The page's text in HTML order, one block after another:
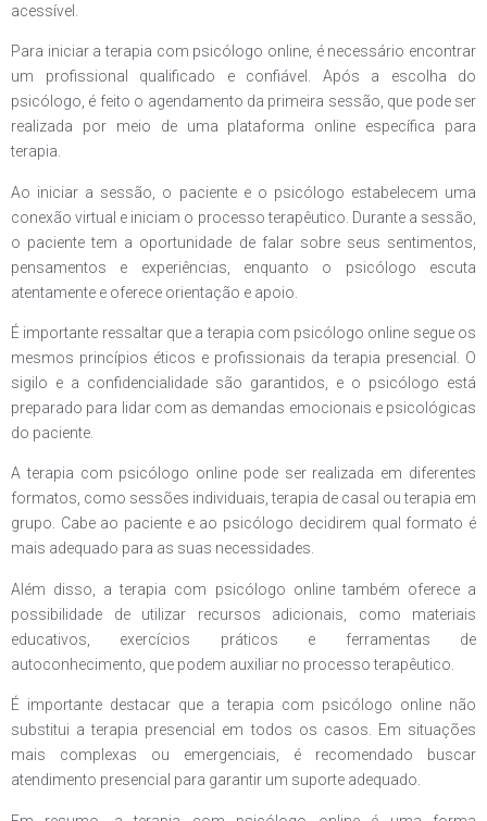
acessível.
Para iniciar a terapia com psicólogo online, é necessário encontrar
um profissional qualificado e confiável. Após a escolha do
psicólogo, é feito o agendamento da primeira sessão, que pode ser
realizada por meio de uma plataforma online específica para
terapia.
Ao iniciar a sessão, o paciente e o psicólogo estabelecem uma
conexão virtual e iniciam o processo terapêutico. Durante a sessão,
o paciente tem a oportunidade de falar sobre seus sentimentos,
pensamentos e experiências, enquanto o psicólogo escuta
atentamente e oferece orientação e apoio.
É importante ressaltar que a terapia com psicólogo online segue os
mesmos princípios éticos e profissionais da terapia presencial. O
sigilo e a confidencialidade são garantidos, e o psicólogo está
preparado para lidar com as demandas emocionais e psicológicas
do paciente.
A terapia com psicólogo online pode ser realizada em diferentes
formatos, como sessões individuais, terapia de casal ou terapia em
grupo. Cabe ao paciente e ao psicólogo decidirem qual formato é
mais adequado para as suas necessidades.
Além disso, a terapia com psicólogo online também oferece a
possibilidade de utilizar recursos adicionais, como materiais
educativos, exercícios práticos e ferramentas de
autoconhecimento, que podem auxiliar no processo terapêutico.
É importante destacar que a terapia com psicólogo online não
substitui a terapia presencial em todos os casos. Em situações
mais complexas ou emergenciais, é recomendado buscar
atendimento presencial para garantir um suporte adequado.